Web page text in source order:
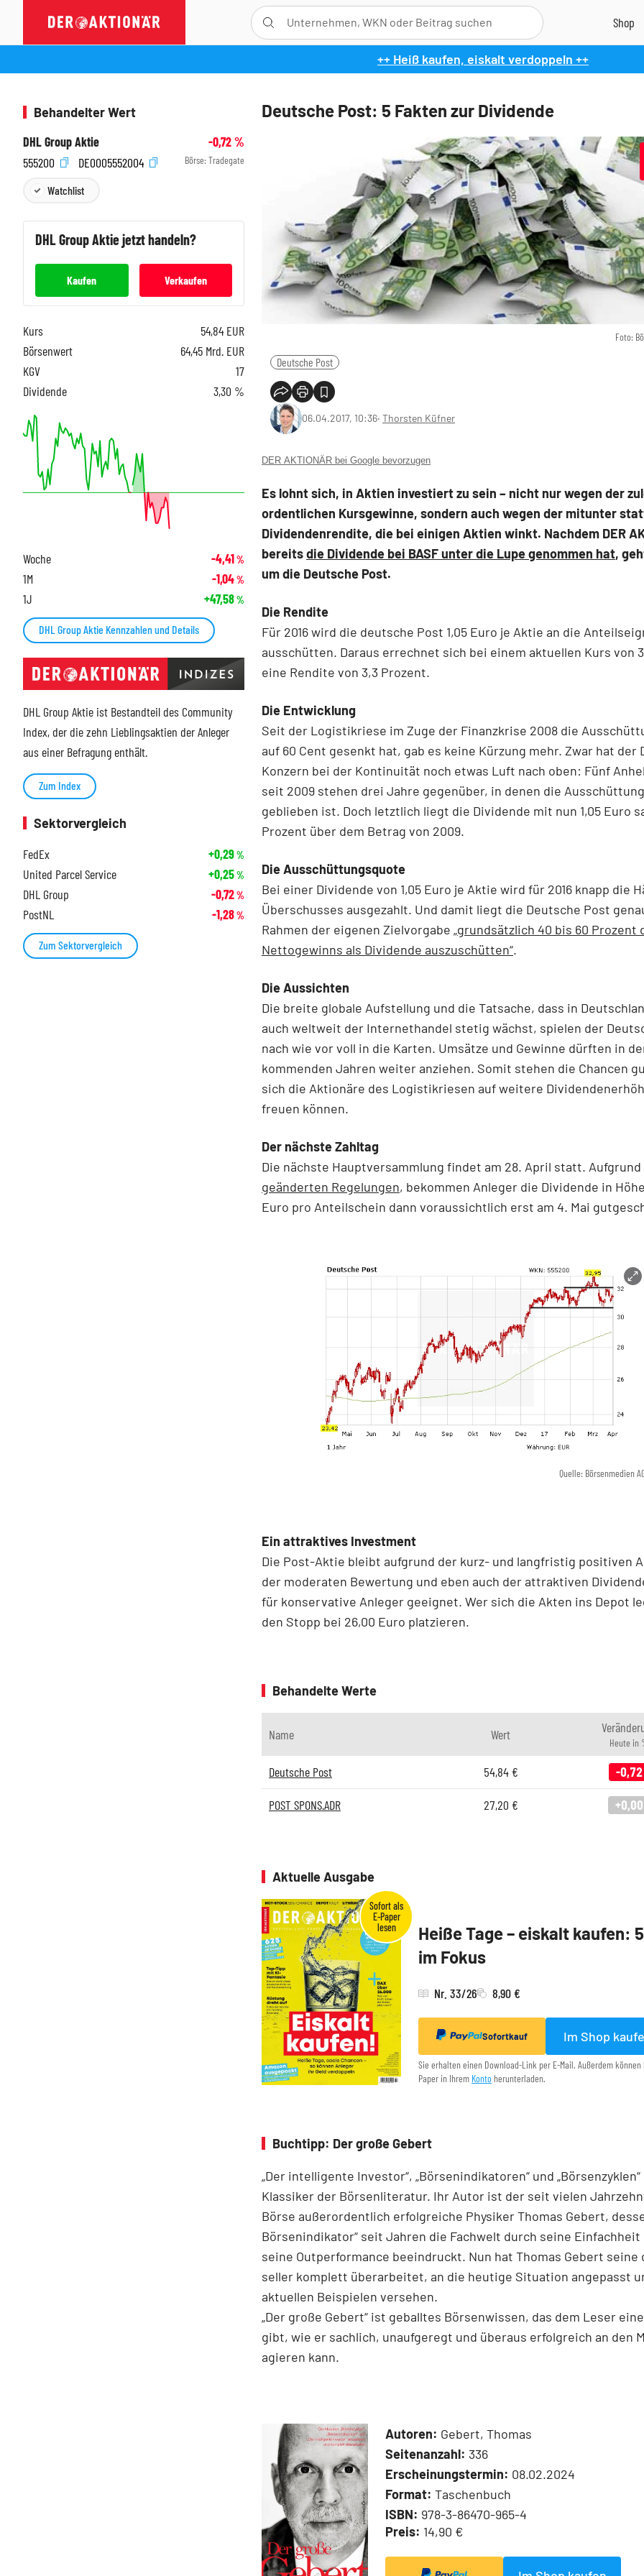
++ Heiß kaufen, eiskalt verdoppeln ++
Deutsche Post: 5 Fakten zur Dividende
Foto:
Deutsche Post
06.04.2017, 10:36‧ Thorsten Küfner
DER AKTIONÄR bei Google bevorzugen
Es lohnt sich, in Aktien investiert zu sein – nicht nur wegen der
ordentlichen Kursgewinne, sondern auch wegen der mitunter
Dividendenrendite, die bei einigen Aktien winkt. Nachdem DER
bereitsdie Dividende bei BASF unter die Lupe genommen hat,
um die Deutsche Post.
Die Rendite
Für 2016 wird die deutsche Post 1,05 Euro je Aktie an die
ausschütten. Daraus errechnet sich bei einem aktuellen Kurs von
eine Rendite von 3,3 Prozent.
Die Entwicklung
Seit der Logistikriese im Zuge der Finanzkrise 2008 die
auf 60 Cent gesenkt hat, gab es keine Kürzung mehr. Zwar hat der
Konzern bei der Kontinuität noch etwas Luft nach oben: Fünf
seit 2009 stehen drei Jahre gegenüber, in denen die
geblieben ist. Doch letztlich liegt die Dividende mit nun 1,05 Euro
Prozent über dem Betrag von 2009.
Die Ausschüttungsquote
Bei einer Dividende von 1,05 Euro je Aktie wird für 2016 knapp die
Überschusses ausgezahlt. Und damit liegt die Deutsche Post
Rahmen der eigenen Zielvorgabe „grundsätzlich 40 bis 60 Prozent
Nettogewinns als Dividende auszuschütten“.
Die Aussichten
Die breite globale Aufstellung und die Tatsache, dass in
auch weltweit der Internethandel stetig wächst, spielen der
nach wie vor voll in die Karten. Umsätze und Gewinne dürften in
kommenden Jahren weiter anziehen. Somit stehen die Chancen
sich die Aktionäre des Logistikriesen auf weitere
freuen können.
Der nächste Zahltag
Die nächste Hauptversammlung findet am 28. April statt. Aufgrund
geänderten Regelungen, bekommen Anleger die Dividende in
Euro pro Anteilschein dann voraussichtlich erst am 4. Mai
Quelle: Börsenmedien
Ein attraktives Investment
Die Post-Aktie bleibt aufgrund der kurz- und langfristig positiven
der moderaten Bewertung und eben auch der attraktiven
für konservative Anleger geeignet. Wer sich die Akten ins Depot
den Stopp bei 26,00 Euro platzieren.
Behandelte Werte
Name Wert
Heute in
Deutsche Post 54,84€ -0,72
POST SPONS.ADR 27,20 € +0,00
Aktuelle Ausgabe
Heiße Tage – eiskalt kaufen:
im Fokus
Nr. 33/26 8,90 €
Sofortkauf Im Shop
Sie erhalten einen Download-Link per E-Mail. Außerdem
Paper in Ihrem Konto herunterladen.
Buchtipp: Der große Gebert
„Der intelligente Investor“, „Börsenindikatoren“ und
Klassiker der Börsen­literatur. Ihr Autor ist der seit vielen
Börse außerordentlich erfolgreiche Physiker Thomas Gebert,
Börsenindikator“ seit Jahren die Fachwelt durch seine Einfachheit
seine Outperformance beeindruckt. Nun hat Thomas Gebert
seller komplett überarbeitet, an die heutige ­Situation angepasst
aktuellen Beispielen ver­sehen.
„Der große Gebert“ ist geballtes Börsenwissen, das dem Leser
gibt, wie er sachlich, unaufgeregt und überaus erfolgreich an den
agieren kann.
Autoren: Gebert, Thomas
Seitenanzahl: 336
Erscheinungstermin: 08.02.2024
Format: Taschenbuch
ISBN: 978-3-86470-965-4
Preis: 14,90 €
Behandelter Wert
DHL Group Aktie
-0,72%
555200
DE0005552004 Börse: Tradegate
Watchlist
DHL GroupAktie jetzt handeln?
Kaufen Verkaufen
Kurs 54,84 EUR
Börsenwert
64,45 Mrd. EUR
KGV
17
Dividende
3,30 %
Woche -4,41%
1M -1,04%
1J +47,58%
DHL Group Aktie Kennzahlen und Details
DHL Group Aktie ist Bestandteil des Community
Index, der die zehn Lieblingsaktien der Anleger
aus einer Befragung enthält.
Zum Index
Sektorvergleich
FedEx
+0,29%
United Parcel Service +0,25%
DHL Group -0,72%
PostNL -1,28%
Zum Sektorvergleich